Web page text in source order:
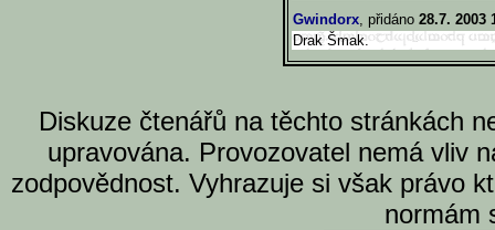
Gwindorx, přidáno 28.7. 2003
Drak Šmak.
Diskuze čtenářů na těchto stránkách
upravována. Provozovatel nemá vliv
zodpovědnost. Vyhrazuje si však právo
normám